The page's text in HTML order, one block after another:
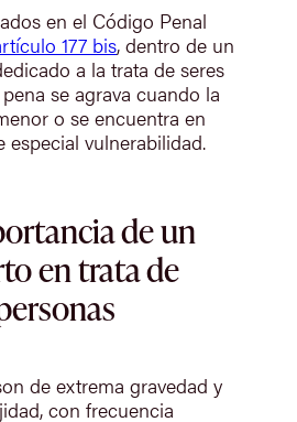
en el Código Penal
177 bis, dentro de un
a la trata de seres
se agrava cuando la
o se encuentra en
especial vulnerabilidad.
de un
en trata de
de extrema gravedad y
con frecuencia